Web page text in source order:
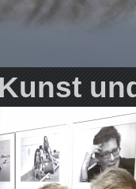
Kunst